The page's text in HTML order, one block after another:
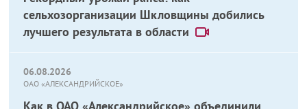
сельхозорганизации Шкловщины добились
лучшего результата в области
06.08.2026
ОАО «АЛЕКСАНДРИЙСКОЕ»